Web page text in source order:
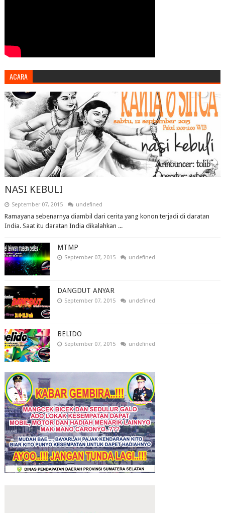
ACARA
NASI KEBULI
September 07, 2015 undefined
Ramayana sebenarnya diambil dari cerita yang konon terjadi di daratan
India. Saat itu daratan India dikalahkan ...
MTMP
September 07, 2015 undefined
DANGDUT ANYAR
September 07, 2015 undefined
BELIDO
September 07, 2015 undefined